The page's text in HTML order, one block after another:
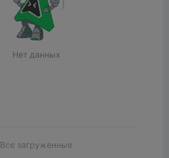
Нет данных
Все загруженные